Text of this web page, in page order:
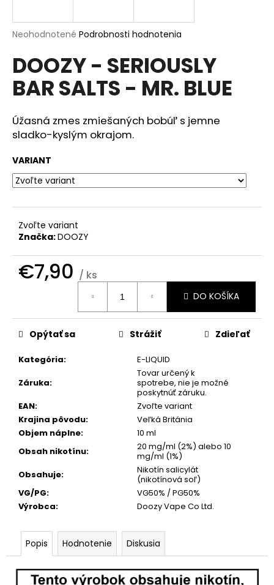
Priemerné
produktu
je
0,0
hviezdičiek.
Neohodnotené Podrobnosti hodnotenia
DOOZY - SERIOUSLY
BAR SALTS - MR. BLUE
Úžasná zmes zmiešaných bobúľ s jemne
sladko-kyslým okrajom.
VARIANT
Zvoľte variant
Značka:DOOZY
€7,90 / ks
DO KOŠÍKA
Kategória:
E-LIQUID
Záruka:
Tovar určený k
spotrebe, nie je možné
poskytnúť záruku.
EAN:
Zvoľte variant
Krajina pôvodu:
Veľká Británia
Objem náplne:
10 ml
Obsah nikotínu:
20 mg/ml (2%) alebo 10
mg/ml (1%)
Obsahuje:
Nikotín salicylát
(nikotínová soľ)
VG/PG:
VG50% / PG50%
Výrobca: Doozy Vape Co Ltd.
Opýtať sa Strážiť Zdieľať
Popis Hodnotenie Diskusia
j
ť
?
HĽADAŤ
d
p
o
č
e
ENERGY
FIZZY
100MG
KOFEÍNU
NA
VRECÚŠKO
€3,90